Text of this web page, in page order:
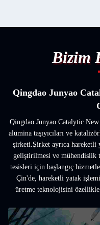
Bizim
Qingdao Junyao
Qingdao Junyao Catalytic
alümina taşıyıcıları ve
şirketi.Şirket ayrıca hareketli
geliştirilmesi ve mühendislik
tesisleri için başlangıç
Çin'de, hareketli yatak
üretme teknolojisini